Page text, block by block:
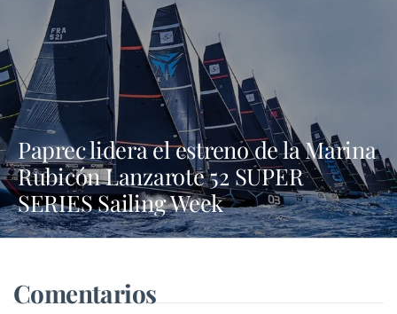
Paprec lidera el estreno de la Marina
Rubicón Lanzarote 52 SUPER
SERIES Sailing Week
Comentarios